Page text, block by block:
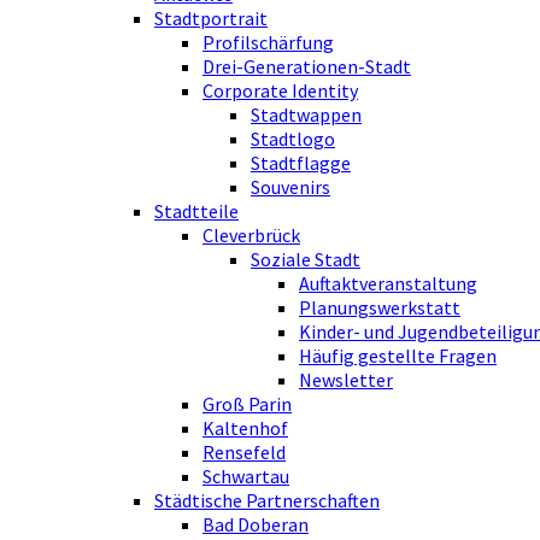
Stadtportrait
Profilschärfung
Drei-Generationen-Stadt
Corporate Identity
Stadtwappen
Stadtlogo
Stadtflagge
Souvenirs
Stadtteile
Cleverbrück
Soziale Stadt
Auftaktveranstaltung
Planungswerkstatt
Kinder- und
Häufig gestellte Fragen
Newsletter
Groß Parin
Kaltenhof
Rensefeld
Schwartau
Städtische Partnerschaften
Bad Doberan